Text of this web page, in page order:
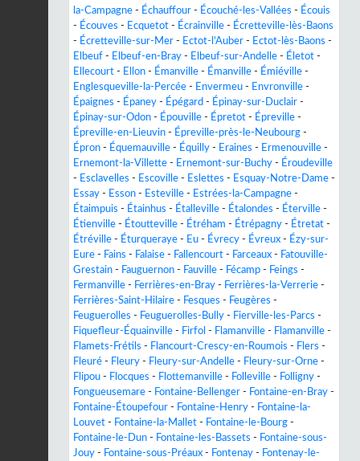
la-Campagne - Échauffour - Écouché-les-Vallées - Écouis
- Écouves - Ecquetot - Écrainville - Écretteville-lès-Baons
- Écretteville-sur-Mer - Ectot-l'Auber - Ectot-lès-Baons -
Elbeuf - Elbeuf-en-Bray - Elbeuf-sur-Andelle - Életot -
Ellecourt - Ellon - Émanville - Émanville - Émiéville -
Englesqueville-la-Percée - Envermeu - Envronville -
Épaignes - Épaney - Épégard - Épinay-sur-Duclair -
Épinay-sur-Odon - Épouville - Épretot - Épreville -
Épreville-en-Lieuvin - Épreville-près-le-Neubourg -
Épron - Équemauville - Équilly - Eraines - Ermenouville -
Ernemont-la-Villette - Ernemont-sur-Buchy - Éroudeville
- Esclavelles - Escoville - Eslettes - Esquay-Notre-Dame -
Essay - Esson - Esteville - Estrées-la-Campagne -
Étaimpuis - Étainhus - Étalleville - Étalondes - Éterville -
Étienville - Étoutteville - Étréham - Étrépagny - Étretat -
Étréville - Éturqueraye - Eu - Évrecy - Évreux - Ézy-sur-
Eure - Fains - Falaise - Fallencourt - Farceaux - Fatouville-
Grestain - Fauguernon - Fauville - Fécamp - Feings -
Fermanville - Ferrières-en-Bray - Ferrières-la-Verrerie -
Ferrières-Saint-Hilaire - Fesques - Feugères -
Feuguerolles - Feuguerolles-Bully - Fierville-les-Parcs -
Fiquefleur-Équainville - Firfol - Flamanville - Flamanville -
Flamets-Frétils - Flancourt-Crescy-en-Roumois - Flers -
Fleuré - Fleury - Fleury-sur-Andelle - Fleury-sur-Orne -
Flipou - Flocques - Flottemanville - Folleville - Folligny -
Fongueusemare - Fontaine-Bellenger - Fontaine-en-Bray -
Fontaine-Étoupefour - Fontaine-Henry - Fontaine-la-
Louvet - Fontaine-la-Mallet - Fontaine-le-Bourg -
Fontaine-le-Dun - Fontaine-les-Bassets - Fontaine-sous-
Jouy - Fontaine-sous-Préaux - Fontenay - Fontenay-le-